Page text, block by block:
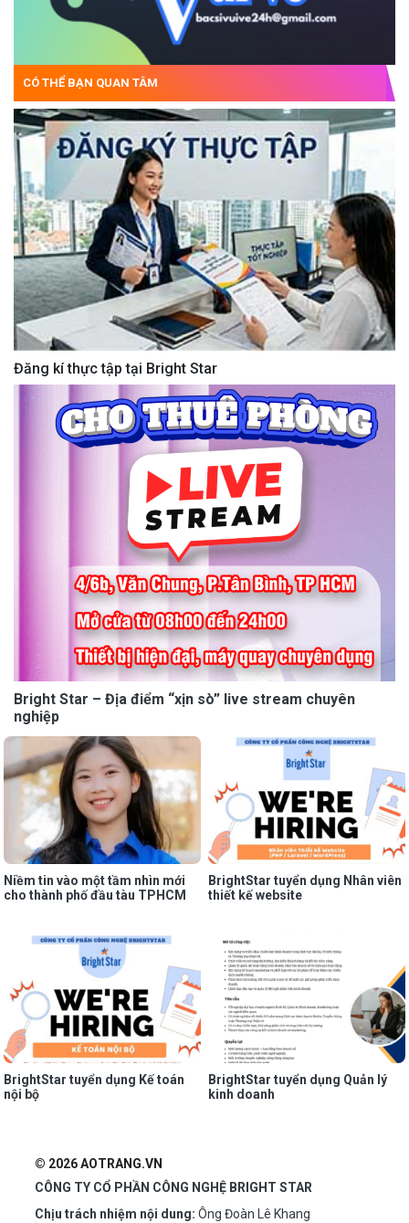
CÓ THỂ BẠN QUAN TÂM
Đăng kí thực tập tại Bright Star
Bright Star – Địa điểm “xịn sò” live stream chuyên
nghiệp
Niềm tin vào một tầm nhìn mới
cho thành phố đầu tàu TPHCM
BrightStar tuyển dụng Nhân viên
thiết kế website
BrightStar tuyển dụng Kế toán
nội bộ
BrightStar tuyển dụng Quản lý
kinh doanh
© 2026 AOTRANG.VN
CÔNG TY CỔ PHẦN CÔNG NGHỆ BRIGHT STAR
Chịu trách nhiệm nội dung: Ông Đoàn Lê Khang